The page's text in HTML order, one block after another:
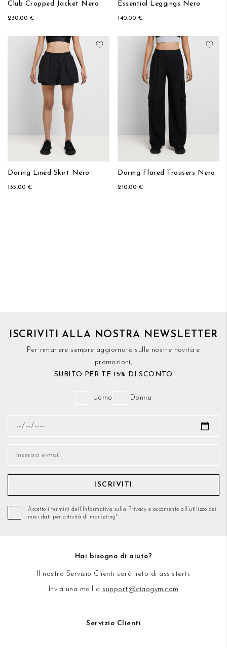
Club Cropped Jacket Nero
230,00 €
Essential Leggings Nero
140,00 €
Aggiungi alla lista desideri
Daring Lined Skirt Nero
135,00 €
Daring Flared Trousers Nero
210,00 €
ISCRIVITI ALLA NOSTRA NEWSLETTER
Per rimanere sempre aggiornato sulle nostre novità e
promozioni,
SUBITO PER TE 15% DI SCONTO
Uomo Donna
ISCRIVITI
Accetto i termini dell’Informativa sulla Privacy e acconsento all’utilizzo dei
miei dati per attività di marketing*
Hai bisogno di aiuto?
Il nostro Servizio Clienti sarà lieto di assisterti.
Invia una mail a support@ciaogym.com
Servizio Clienti